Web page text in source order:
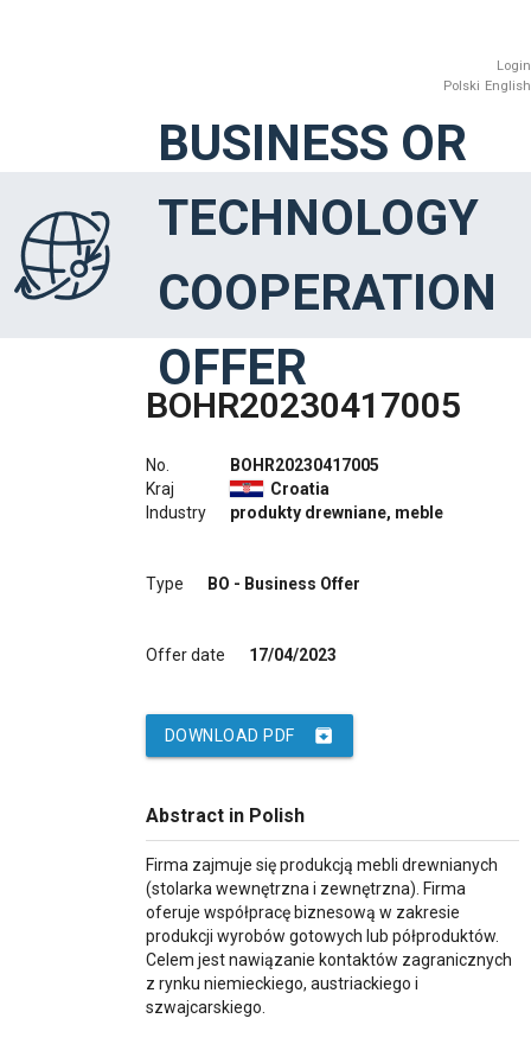
Login
Polski English
BUSINESS OR
TECHNOLOGY
COOPERATION
OFFER
BOHR20230417005
No.
Kraj
Industry
BOHR20230417005
Croatia
produkty drewniane, meble
Type BO - Business Offer
Offer date 17/04/2023
archive
DOWNLOAD PDF
Abstract in Polish
Firma zajmuje się produkcją mebli drewnianych
(stolarka wewnętrzna i zewnętrzna). Firma
oferuje współpracę biznesową w zakresie
produkcji wyrobów gotowych lub półproduktów.
Celem jest nawiązanie kontaktów zagranicznych
z rynku niemieckiego, austriackiego i
szwajcarskiego.